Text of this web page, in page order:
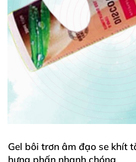
Gel bôi trơn âm đạo se khít
hưng phấn nhanh chóng